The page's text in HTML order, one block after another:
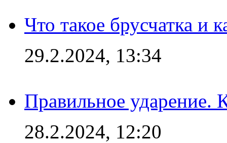
Что такое брусчатка и
29.2.2024, 13:34
Правильное ударение.
28.2.2024, 12:20